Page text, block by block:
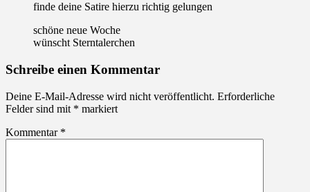
finde deine Satire hierzu richtig gelungen
schöne neue Woche
wünscht Sterntalerchen
Schreibe einen Kommentar
Deine E-Mail-Adresse wird nicht veröffentlicht. Erforderliche
Felder sind mit * markiert
Kommentar *